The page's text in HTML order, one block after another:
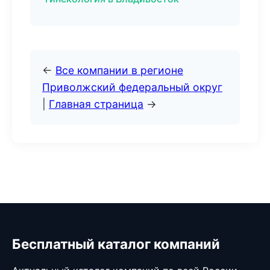
← Все компании в регионе
Приволжский федеральный округ
Главная страница →
Бесплатный каталог компаний